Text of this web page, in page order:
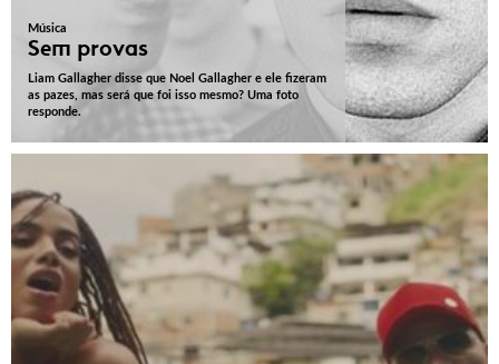
Música
Sem provas
Liam Gallagher disse que Noel Gallagher e ele fizeram
as pazes, mas será que foi isso mesmo? Uma foto
responde.